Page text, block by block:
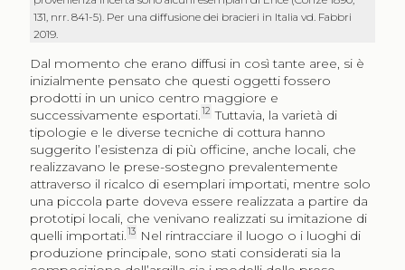
131, nrr. 841-5). Per una diffusione dei bracieri in Italia vd. Fabbri
2019.
Dal momento che erano diffusi in così tante aree, si è
inizialmente pensato che questi oggetti fossero
prodotti in un unico centro maggiore e
successivamente esportati.12 Tuttavia, la varietà di
tipologie e le diverse tecniche di cottura hanno
suggerito l’esistenza di più officine, anche locali, che
realizzavano le prese-sostegno prevalentemente
attraverso il ricalco di esemplari importati, mentre solo
una piccola parte doveva essere realizzata a partire da
prototipi locali, che venivano realizzati su imitazione di
quelli importati.13 Nel rintracciare il luogo o i luoghi di
produzione principale, sono stati considerati sia la